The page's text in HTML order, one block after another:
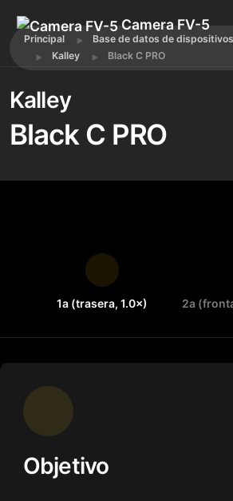
Camera FV-5
Principal Base de datos de dispositivos
Kalley
Black C PRO
Kalley
Black C PRO
1a (trasera, 1.0×) 2a
Objetivo